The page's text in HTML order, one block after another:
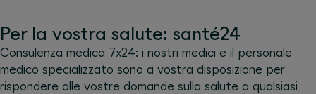
Per la vostra salute: santé24
Consulenza medica 7x24: i nostri medici e il personale
medico specializzato sono a vostra disposizione per
rispondere alle vostre domande sulla salute a qualsiasi